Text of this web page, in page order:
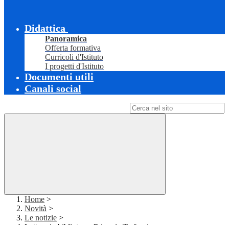
Didattica
Panoramica
Offerta formativa
Curricoli d'Istituto
I progetti d'Istituto
Documenti utili
Canali social
Home >
Novità >
Le notizie >